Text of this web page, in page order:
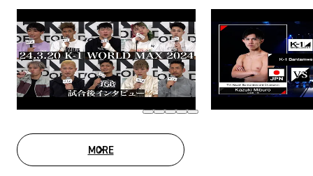
MOREMOVIE LIST